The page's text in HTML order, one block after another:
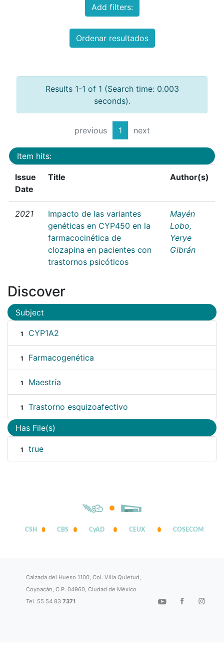
Add filters:
Ordenar resultados
Results 1-1 of 1 (Search time: 0.003
seconds).
previous 1 next
Item hits:
Issue
Date
Title Author(s)
2021
Impacto de las variantes
genéticas en CYP450 en la
farmacocinética de
clozapina en pacientes con
trastornos psicóticos
Mayén
Lobo,
Yerye
Gibrán
Discover
Subject
1 CYP1A2
1 Farmacogenética
1 Maestría
1 Trastorno esquizoafectivo
Has File(s)
1 true
CSH CBS CyAD CEUX COSECOM
Calzada del Hueso 1100, Col. Villa Quietud,
Coyoacán, C.P. 04960, Ciudad de México.
Tel. 55 54 837371